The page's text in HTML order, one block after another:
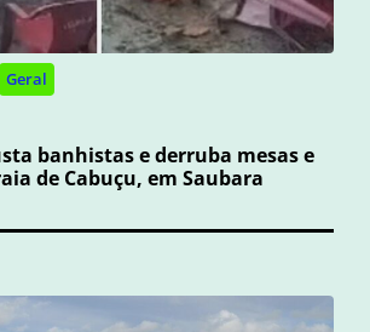
Geral
banhistas e derruba mesas e
de Cabuçu, em Saubara